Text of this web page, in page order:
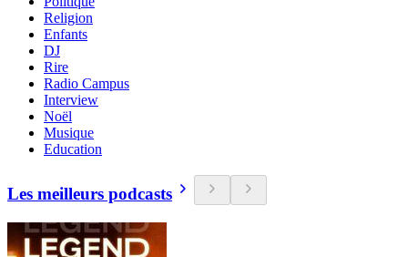
Religion
Enfants
DJ
Rire
Radio Campus
Interview
Noël
Musique
Education
Les meilleurs podcasts